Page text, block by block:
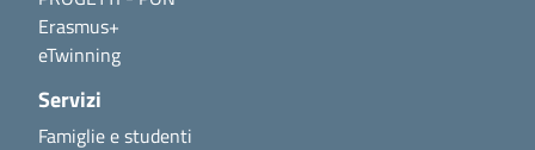
Erasmus+
eTwinning
Servizi
Famiglie e studenti